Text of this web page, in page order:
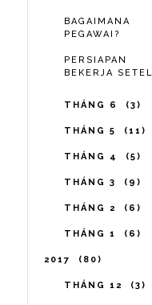
BAGAIMANA
PEGAWAI?
PERSIAPAN
BEKERJA
THÁNG 6 3
THÁNG 5 11
THÁNG 4 5
THÁNG 3 9
THÁNG 2 6
THÁNG 1 6
2017 80
THÁNG 12 3